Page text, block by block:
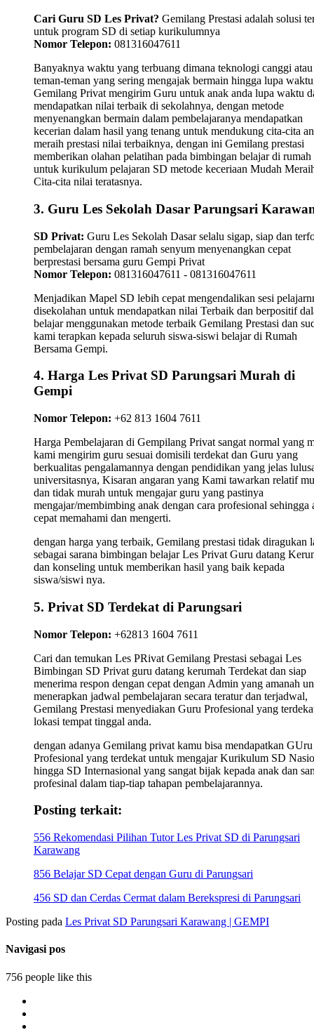
Cari Guru SD Les Privat? Gemilang Prestasi adalah solusi
untuk program SD di setiap kurikulumnya
Nomor Telepon: 081316047611
Banyaknya waktu yang terbuang dimana teknologi canggi atau
teman-teman yang sering mengajak bermain hingga lupa
Gemilang Privat mengirim Guru untuk anak anda lupa waktu
mendapatkan nilai terbaik di sekolahnya, dengan metode
menyenangkan bermain dalam pembelajaranya mendapatkan
kecerian dalam hasil yang tenang untuk mendukung cita-cita
meraih prestasi nilai terbaiknya, dengan ini Gemilang prestasi
memberikan olahan pelatihan pada bimbingan belajar di rumah
untuk kurikulum pelajaran SD metode keceriaan Mudah
Cita-cita nilai teratasnya.
3. Guru Les Sekolah Dasar Parungsari
SD Privat: Guru Les Sekolah Dasar selalu sigap, siap dan
pembelajaran dengan ramah senyum menyenangkan cepat
berprestasi bersama guru Gempi Privat
Nomor Telepon: 081316047611 - 081316047611
Menjadikan Mapel SD lebih cepat mengendalikan sesi
disekolahan untuk mendapatkan nilai Terbaik dan berpositif
belajar menggunakan metode terbaik Gemilang Prestasi dan
kami terapkan kepada seluruh siswa-siswi belajar di Rumah
Bersama Gempi.
4. Harga Les Privat SD Parungsari Murah di
Gempi
Nomor Telepon: +62 813 1604 7611
Harga Pembelajaran di Gempilang Privat sangat normal yang
kami mengirim guru sesuai domisili terdekat dan Guru yang
berkualitas pengalamannya dengan pendidikan yang jelas
universitasnya, Kisaran angaran yang Kami tawarkan relatif
dan tidak murah untuk mengajar guru yang pastinya
mengajar/membimbing anak dengan cara profesional sehingga
cepat memahami dan mengerti.
dengan harga yang terbaik, Gemilang prestasi tidak diragukan
sebagai sarana bimbingan belajar Les Privat Guru datang
dan konseling untuk memberikan hasil yang baik kepada
siswa/siswi nya.
5. Privat SD Terdekat di Parungsari
Nomor Telepon: +62813 1604 7611
Cari dan temukan Les PRivat Gemilang Prestasi sebagai Les
Bimbingan SD Privat guru datang kerumah Terdekat dan siap
menerima respon dengan cepat dengan Admin yang amanah
menerapkan jadwal pembelajaran secara teratur dan terjadwal,
Gemilang Prestasi menyediakan Guru Profesional yang
lokasi tempat tinggal anda.
dengan adanya Gemilang privat kamu bisa mendapatkan GUru
Profesional yang terdekat untuk mengajar Kurikulum SD
hingga SD Internasional yang sangat bijak kepada anak dan
profesinal dalam tiap-tiap tahapan pembelajarannya.
Posting terkait:
556 Rekomendasi Pilihan Tutor Les Privat SD di Parungsari
Karawang
856 Belajar SD Cepat dengan Guru di Parungsari
456 SD dan Cerdas Cermat dalam Berekspresi di Parungsari
Posting pada Les Privat SD Parungsari Karawang | GEMPI
Navigasi pos
756 people like this